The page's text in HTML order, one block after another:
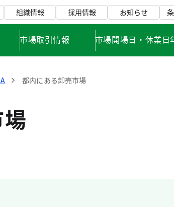
組織情報 採用情報 お知らせ
市場取引情報 市場開場日・休業日
都内にある卸売市場